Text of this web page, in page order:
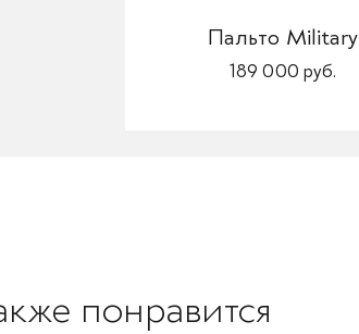
Пальто Military
189 000 руб.
понравится